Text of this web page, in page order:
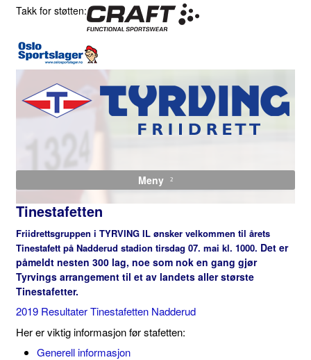
Takk for støtten:
Meny
Tinestafetten
Friidrettsgruppen i TYRVING IL ønsker velkommen til årets
Tinestafett på Nadderud stadion tirsdag 07. mai kl. 1000. Det er
påmeldt nesten 300 lag, noe som nok en gang gjør
Tyrvings arrangement til et av landets aller største
Tinestafetter.
2019 Resultater Tinestafetten Nadderud
Her er viktig informasjon før stafetten:
Generell informasjon